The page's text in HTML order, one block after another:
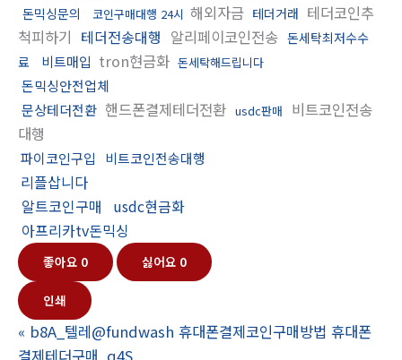
돈믹싱문의 코인구매대행 24시 해외자금 테더거래 테더코인추
척피하기 테더전송대행 알리페이코인전송 돈세탁최저수수
료
비트매입 tron현금화 돈세탁해드립니다
돈믹싱안전업체
문상테더전환 핸드폰결제테더전환 usdc판매
비트코인전송
대행
파이코인구입 비트코인전송대행
리플삽니다
알트코인구매
usdc현금화
아프리카tv돈믹싱
좋아요 0 싫어요 0
인쇄
« b8A_텔레@fundwash 휴대폰결제코인구매방법 휴대폰
결제테더구매_q4S